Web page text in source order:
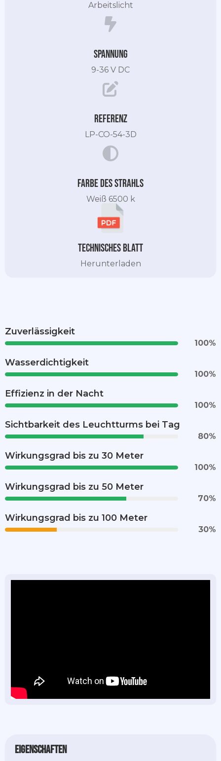
Arbeitslicht
Spannung
9-36 V DC
Referenz
LP-CO-54-3D
Farbe des Strahls
Weiß 6500 k
Technisches Blatt
Herunterladen
Zuverlässigkeit
100%
Wasserdichtigkeit
100%
Effizienz in der Nacht
100%
Sichtbarkeit des Leuchtturms bei Tag
80%
Wirkungsgrad bis zu 30 Meter
100%
Wirkungsgrad bis zu 50 Meter
70%
Wirkungsgrad bis zu 100 Meter
30%
Eigenschaften